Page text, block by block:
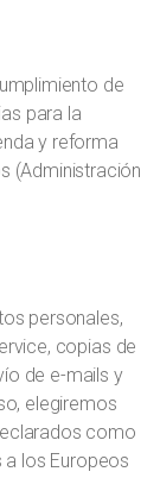
de
para la
y reforma
(Administración
personales,
copias de
de e-mails y
elegiremos
como
los Europeos